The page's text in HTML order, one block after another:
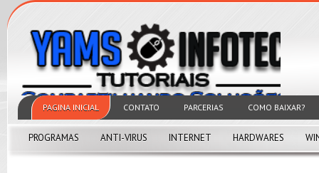
PAGINA INICIAL CONTATO PARCERIAS COMO BAIXAR?
PROGRAMAS ANTI-VIRUS INTERNET HARDWARES